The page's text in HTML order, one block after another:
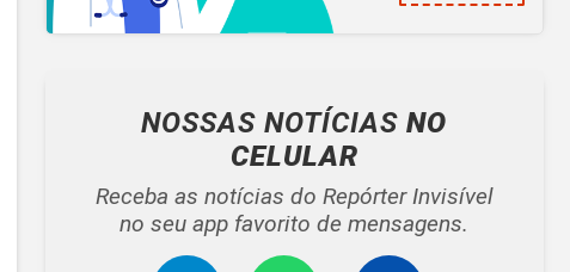
NOSSAS NOTÍCIASNO
CELULAR
Receba as notícias do Repórter Invisível
no seu app favorito de mensagens.